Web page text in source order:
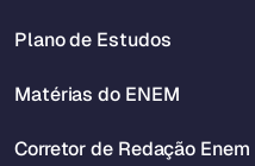
Plano de Estudos
Matérias do ENEM
Corretor de Redação Enem